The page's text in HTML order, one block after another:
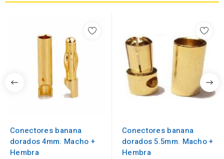
Conectores banana
dorados 4mm. Macho +
Hembra
Conectores banana
dorados 5.5mm. Macho +
Hembra